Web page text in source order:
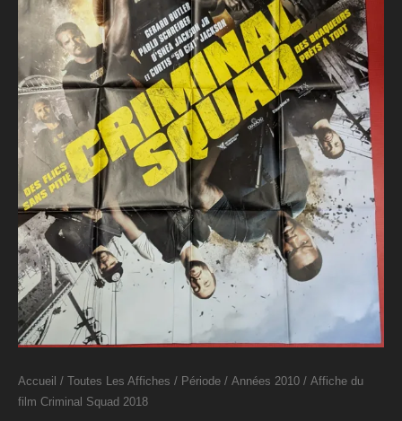
Accueil / Toutes Les Affiches / Période / Années 2010 / Affiche du
film Criminal Squad 2018